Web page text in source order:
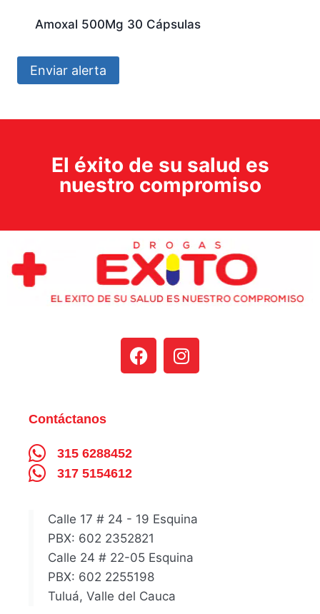
Amoxal 500Mg 30 Cápsulas
Enviar alerta
El éxito de su salud es
nuestro compromiso
Contáctanos
315 6288452
317 5154612
Calle 17 # 24 - 19 Esquina
PBX: 602 2352821
Calle 24 # 22-05 Esquina
PBX: 602 2255198
Tuluá, Valle del Cauca